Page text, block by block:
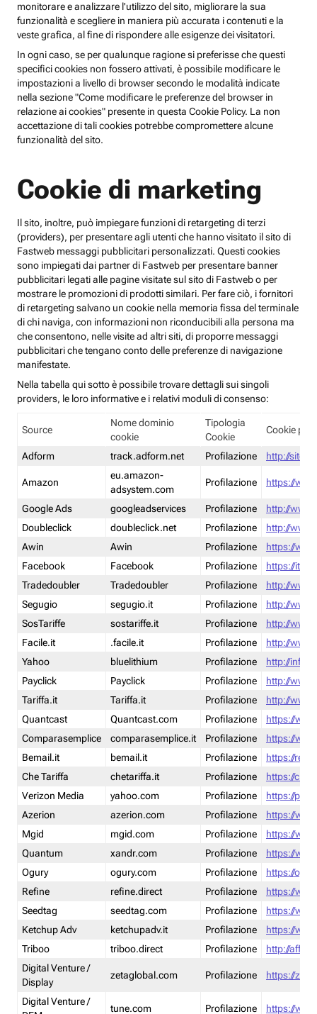
monitorare e analizzare l'utilizzo del sito, migliorare la sua
funzionalità e scegliere in maniera più accurata i contenuti e la
veste grafica, al fine di rispondere alle esigenze dei visitatori.
In ogni caso, se per qualunque ragione si preferisse che questi
specifici cookies non fossero attivati, è possibile modificare le
impostazioni a livello di browser secondo le modalità indicate
nella sezione "Come modificare le preferenze del browser in
relazione ai cookies" presente in questa Cookie Policy. La non
accettazione di tali cookies potrebbe compromettere alcune
funzionalità del sito.
Cookie di marketing
Il sito, inoltre, può impiegare funzioni di retargeting di terzi
(providers), per presentare agli utenti che hanno visitato il sito di
Fastweb messaggi pubblicitari personalizzati. Questi cookies
sono impiegati dai partner di Fastweb per presentare banner
pubblicitari legati alle pagine visitate sul sito di Fastweb o per
mostrare le promozioni di prodotti similari. Per fare ciò, i fornitori
di retargeting salvano un cookie nella memoria fissa del terminale
di chi naviga, con informazioni non riconducibili alla persona ma
che consentono, nelle visite ad altri siti, di proporre messaggi
pubblicitari che tengano conto delle preferenze di navigazione
manifestate.
Nella tabella qui sotto è possibile trovare dettagli sui singoli
providers, le loro informative e i relativi moduli di consenso:
Source
Nome dominio
cookie
Tipologia
Cookie
Cookie
Adform track.adform.net Profilazione http://
Amazon
eu.amazon-
adsystem.com
Profilazione https://
Google Ads googleadservices Profilazione
http://
Doubleclick
doubleclick.net Profilazione
http://
Awin
Awin Profilazione
https://
Facebook
Facebook Profilazione
https://it-
Tradedoubler
Tradedoubler Profilazione
http://
Segugio
segugio.it Profilazione
http://
SosTariffe
sostariffe.it Profilazione
http://
Facile.it
.facile.it Profilazione
http://
Yahoo
bluelithium Profilazione
http://
Payclick
Payclick Profilazione
http://
Tariffa.it
Tariffa.it Profilazione
http://
Quantcast
Quantcast.com Profilazione
https://
Comparasemplice
comparasemplice.it Profilazione
https://
Bemail.it
bemail.it Profilazione
https://
Che Tariffa
chetariffa.it Profilazione
https://
Verizon Media
yahoo.com Profilazione
https://
Azerion
azerion.com Profilazione
https://
Mgid
mgid.com Profilazione
https://
Quantum
xandr.com Profilazione
https://
Ogury
ogury.com Profilazione
https://
Refine
refine.direct Profilazione
https://
Seedtag
seedtag.com Profilazione
https://
Ketchup Adv
ketchupadv.it Profilazione
https://
Triboo
triboo.direct Profilazione
http://
Digital Venture /
Display
zetaglobal.com Profilazione https://
Digital Venture /
tune.com Profilazione https://